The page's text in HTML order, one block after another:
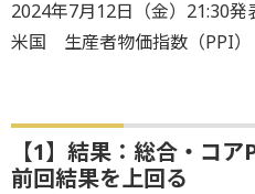
2024年7月12日（金）21:30発
米国 生産者物価指数（PPI）
【1】結果：総合・コ
前回結果を上回る